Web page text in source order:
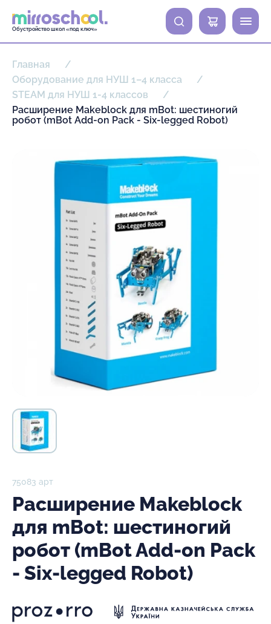
Обустройство школ «под ключ»
0
Главная
Оборудование для НУШ 1–4 класса
STEAM для НУШ 1-4 классов
Расширение Makeblock для mBot: шестиногий
робот (mBot Add-on Pack - Six-legged Robot)
75083 арт
Расширение Makeblock
для mBot: шестиногий
робот (mBot Add-on Pack
- Six-legged Robot)